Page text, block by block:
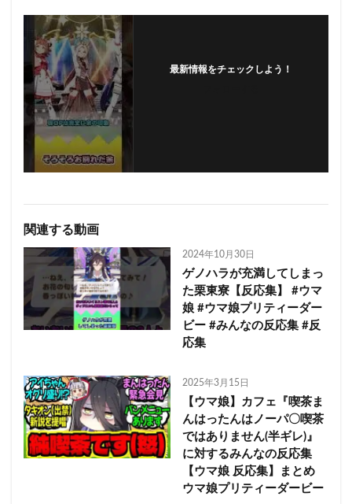
最新情報をチェックしよう！
関連する動画
2024年10月30日
ゲノハラが充満してしまっ
た栗東寮【反応集】 #ウマ
娘 #ウマ娘プリティーダー
ビー #みんなの反応集 #反
応集
2025年3月15日
【ウマ娘】カフェ『喫茶ま
んはったんはノーパ〇喫茶
ではありません(半ギレ)』
に対するみんなの反応集
【ウマ娘 反応集】まとめ
ウマ娘プリティーダービー